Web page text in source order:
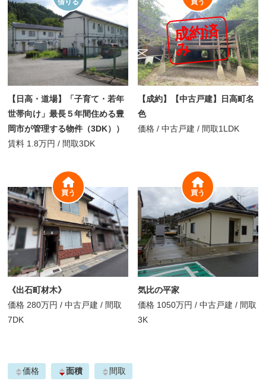
【日高・道場】「子育て・若年
世帯向け」最長５年間住める豊
岡市が管理する物件（3DK））
賃料 1.8万円 / 間取3DK
成
約
済
み
【成約】【中古戸建】日高町名
色
価格 / 中古戸建 / 間取1LDK
《出石町材木》
価格 280万円 / 中古戸建 / 間取
7DK
買う
気比の平家
価格 1050万円 / 中古戸建 / 間取
3K
買う
価格 面積 間取